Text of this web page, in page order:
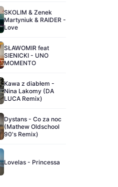
SKOLIM & Zenek
Martyniuk & RAIDER -
Love
SŁAWOMIR feat
SIENICKI - UNO
MOMENTO
Kawa z diabłem -
Nina Lakomy (DA
LUCA Remix)
Dystans - Co za noc
(Mathew Oldschool
90's Remix)
Lovelas - Princessa